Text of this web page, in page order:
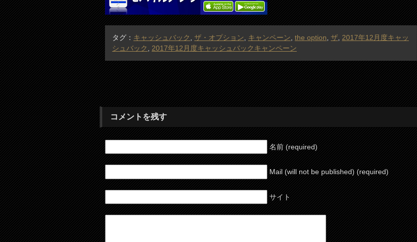
タグ： キャッシュバック ザ・オプション キャンペーン the option ザ 2017年12月度キャッ
シュバック
2017年12月度キャッシュバックキャンペーン
コメントを残す
名前 (required)
Mail (will not be published) (required)
サイト